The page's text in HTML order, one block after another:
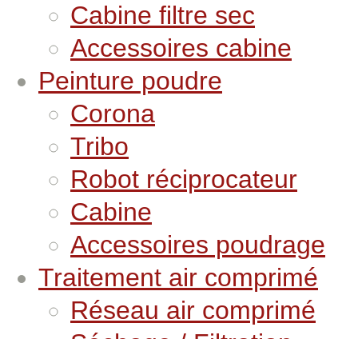
Cabine filtre sec
Accessoires cabine
Peinture poudre
Corona
Tribo
Robot réciprocateur
Cabine
Accessoires poudrage
Traitement air comprimé
Réseau air comprimé